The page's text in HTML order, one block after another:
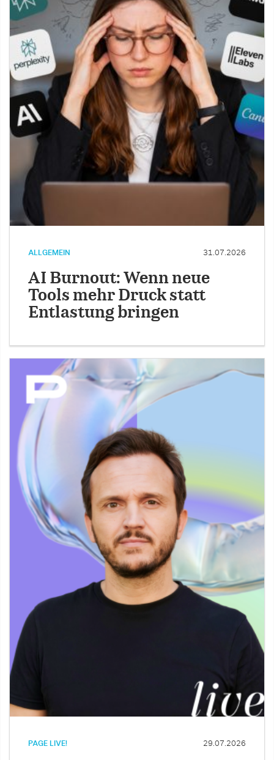
ALLGEMEIN 31.07.2026
AI Burnout: Wenn neue
Tools mehr Druck statt
Entlastung bringen
PAGE LIVE! 29.07.2026